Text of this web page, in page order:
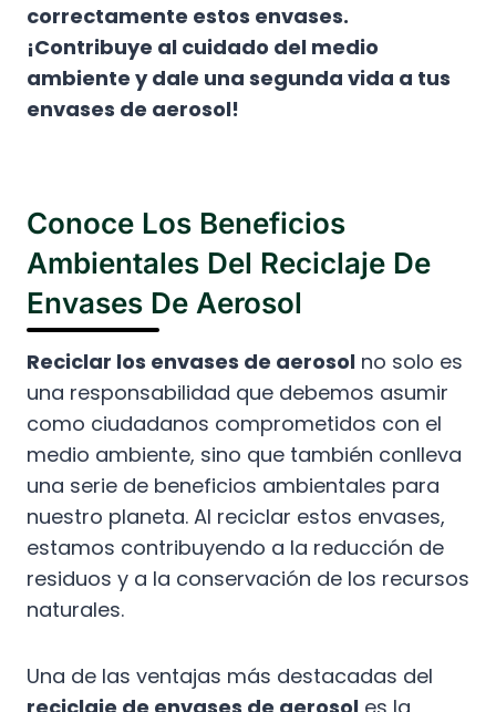
correctamente estos envases.
¡Contribuye al cuidado del medio
ambiente y dale una segunda vida a tus
envases de aerosol!
Conoce Los Beneficios
Ambientales Del Reciclaje De
Envases De Aerosol
Reciclar los envases de aerosol no solo es
una responsabilidad que debemos asumir
como ciudadanos comprometidos con el
medio ambiente, sino que también conlleva
una serie de beneficios ambientales para
nuestro planeta. Al reciclar estos envases,
estamos contribuyendo a la reducción de
residuos y a la conservación de los recursos
naturales.
Una de las ventajas más destacadas del